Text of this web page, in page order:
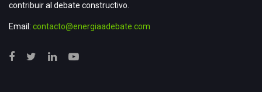
contribuir al debate constructivo.
Email: contacto@energiaadebate.com